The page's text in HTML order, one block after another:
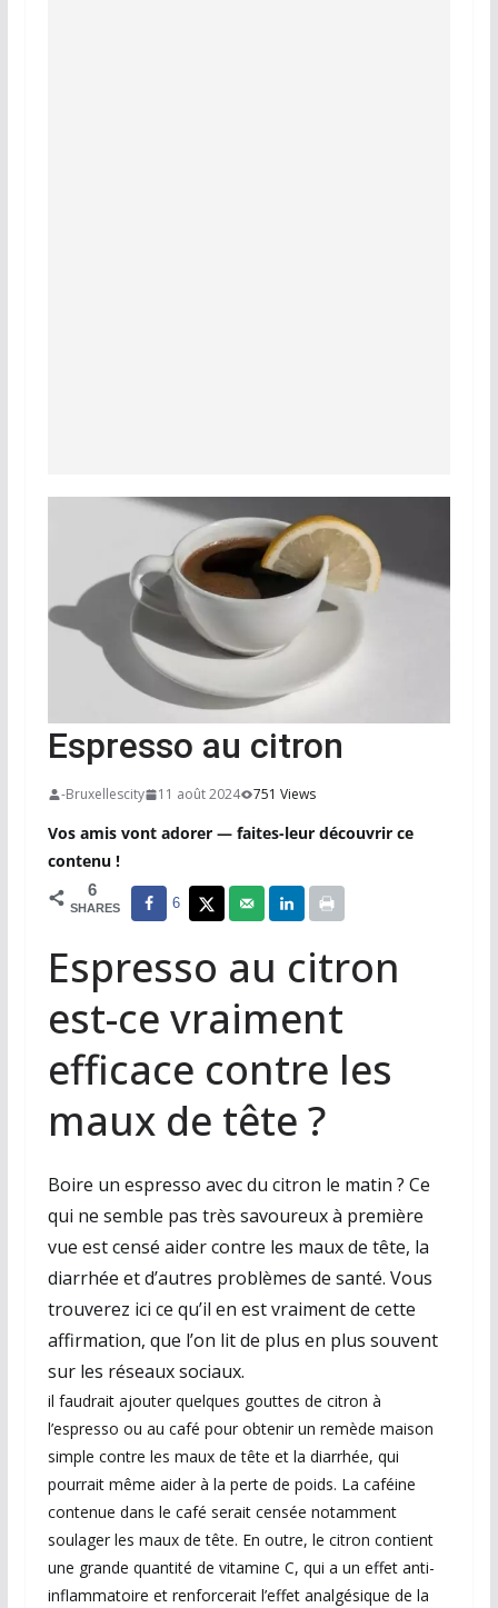
Espresso au citron
-Bruxellescity 11 août 2024 751 Views
Vos amis vont adorer — faites-leur découvrir ce
contenu !
6
SHARES 6
Espresso au citron
est-ce vraiment
efficace contre les
maux de tête ?
Boire un espresso avec du citron le matin ? Ce
qui ne semble pas très savoureux à première
vue est censé aider contre les maux de tête, la
diarrhée et d’autres problèmes de santé. Vous
trouverez ici ce qu’il en est vraiment de cette
affirmation, que l’on lit de plus en plus souvent
sur les réseaux sociaux.
il faudrait ajouter quelques gouttes de citron à
l’espresso ou au café pour obtenir un remède maison
simple contre les maux de tête et la diarrhée, qui
pourrait même aider à la perte de poids. La caféine
contenue dans le café serait censée notamment
soulager les maux de tête. En outre, le citron contient
une grande quantité de vitamine C, qui a un effet anti-
inflammatoire et renforcerait l’effet analgésique de la